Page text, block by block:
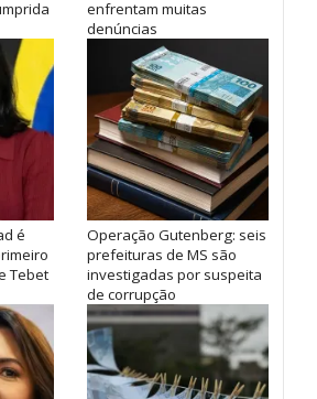
enfrentam muitas
denúncias
é
Tebet
Operação Gutenberg: seis
prefeituras de MS são
investigadas por suspeita
de corrupção